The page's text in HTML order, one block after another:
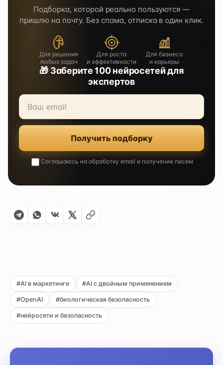
Подборка, которой реально пользуются —
пришлю на почту. Без спама, отписка в один клик.
Для решения
любых задач
Для роста
и эффективности
Для бизнеса
и карьеры
🎁 Заберите 100 нейросетей для
экспертов
Получить подборку
Соглашаюсь на обработку email и получение писем
#AI в маркетинге #AI с двойным применением
#OpenAI #биологическая безопасность
#нейросети и безопасность